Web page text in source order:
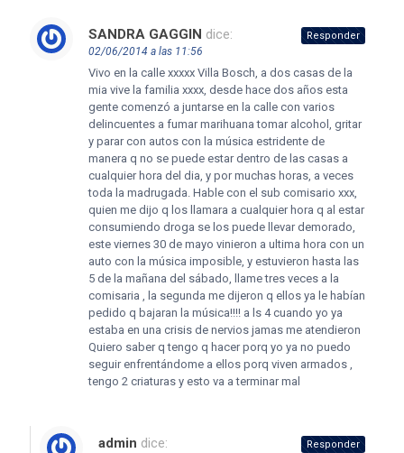
SANDRA GAGGIN dice:
02/06/2014 a las 11:56
Vivo en la calle xxxxx Villa Bosch, a dos casas de la
mia vive la familia xxxx, desde hace dos años esta
gente comenzó a juntarse en la calle con varios
delincuentes a fumar marihuana tomar alcohol, gritar
y parar con autos con la música estridente de
manera q no se puede estar dentro de las casas a
cualquier hora del dia, y por muchas horas, a veces
toda la madrugada. Hable con el sub comisario xxx,
quien me dijo q los llamara a cualquier hora q al estar
consumiendo droga se los puede llevar demorado,
este viernes 30 de mayo vinieron a ultima hora con un
auto con la música imposible, y estuvieron hasta las
5 de la mañana del sábado, llame tres veces a la
comisaria , la segunda me dijeron q ellos ya le habían
pedido q bajaran la música!!!! a ls 4 cuando yo ya
estaba en una crisis de nervios jamas me atendieron
Quiero saber q tengo q hacer porq yo ya no puedo
seguir enfrentándome a ellos porq viven armados ,
tengo 2 criaturas y esto va a terminar mal
Responder
admin dice: Responder